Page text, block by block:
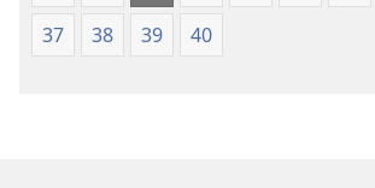
37
38 39 40